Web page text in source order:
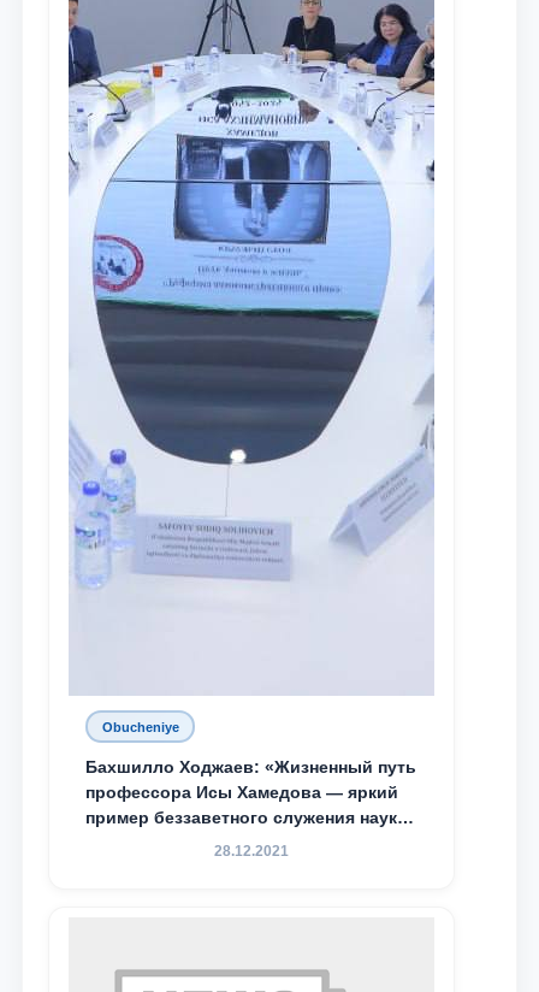
Obucheniye
Бахшилло Ходжаев: «Жизненный путь
профессора Исы Хамедова — яркий
пример беззаветного служения науке,
Родине и воспитанию молодого
28.12.2021